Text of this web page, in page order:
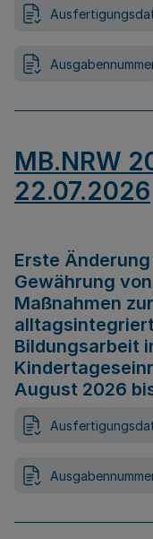
MB.NRW
22.07.2026
Erste
Gewährung
Maßnahmen
Bildungsarbeit
August 2026